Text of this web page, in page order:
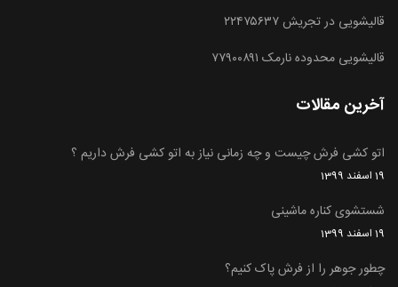
قالیشویی در تجریش ۲۲۴۷۵۶۳۷
قالیشویی محدوده نارمک ۷۷۹۰۰۸۹۱
آخرین مقالات
اتو کشی فرش چیست و چه زمانی نیاز به اتو کشی فرش داریم ؟
19 اسفند 1399
شستشوی کناره ماشینی
19 اسفند 1399
چطور جوهر را از فرش پاک کنیم؟